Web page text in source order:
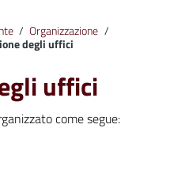
/ Organizzazione /
degli uffici
uffici
come segue: